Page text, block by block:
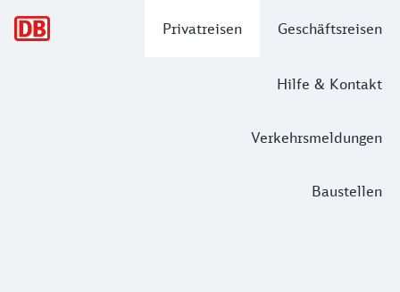
Privatreisen Geschäftsreisen
Hilfe & Kontakt
Verkehrsmeldungen
Baustellen